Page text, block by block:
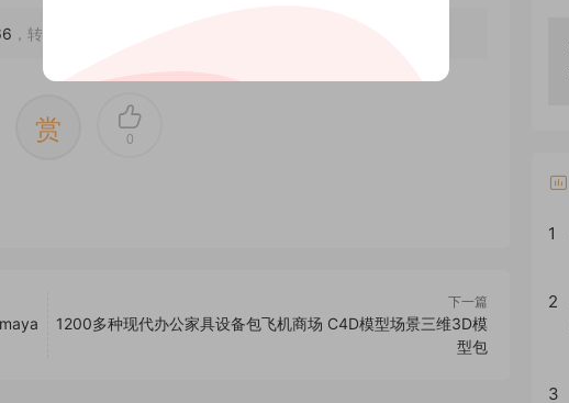
，转载请注明出处。
赏 0
下一篇
1200多种现代办公家具设备包飞机商场 C4D模型场景三维3D模
型包
1
2
3